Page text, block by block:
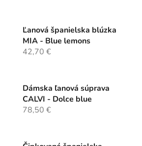
Ľanová španielska blúzka
MIA - Blue lemons
42,70 €
Dámska ľanová súprava
CALVI - Dolce blue
78,50 €